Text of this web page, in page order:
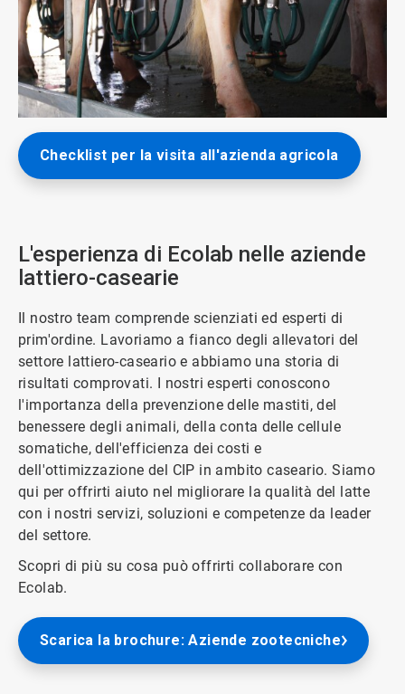
ArticleTile
Checklist per la visita all'azienda agricola
L'esperienza di Ecolab nelle aziende
lattiero-casearie
Il nostro team comprende scienziati ed esperti di
prim'ordine. Lavoriamo a fianco degli allevatori del
settore lattiero-caseario e abbiamo una storia di
risultati comprovati. I nostri esperti conoscono
l'importanza della prevenzione delle mastiti, del
benessere degli animali, della conta delle cellule
somatiche, dell'efficienza dei costi e
dell'ottimizzazione del CIP in ambito caseario. Siamo
qui per offrirti aiuto nel migliorare la qualità del latte
con i nostri servizi, soluzioni e competenze da leader
del settore.
Scopri di più su cosa può offrirti collaborare con
Ecolab.
Scarica la brochure: Aziende zootecniche